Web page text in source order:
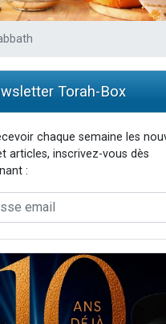
Torah-Box
chaque semaine les
articles, inscrivez-vous dès
: